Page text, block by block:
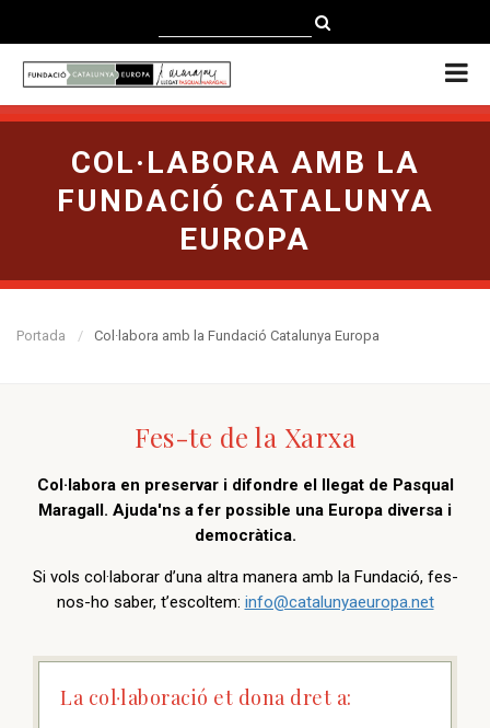
ENGLISH
COL·LABORA AMB LA
FUNDACIÓ CATALUNYA
EUROPA
Portada Col·labora amb la Fundació Catalunya Europa
Fes-te de la Xarxa
Col·labora en preservar i difondre el llegat de Pasqual
Maragall. Ajuda'ns a fer possible una Europa diversa i
democràtica.
Si vols col·laborar d’una altra manera amb la Fundació, fes-
nos-ho saber, t’escoltem: info@catalunyaeuropa.net
La col·laboració et dona dret a: